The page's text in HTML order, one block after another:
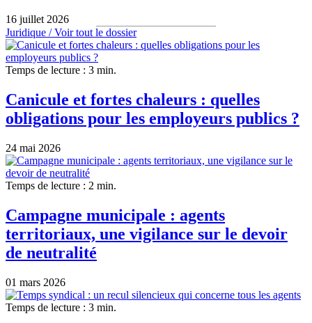
16 juillet 2026
Juridique /Voir tout le dossier
Temps de lecture : 3 min.
Canicule et fortes chaleurs : quelles
obligations pour les employeurs publics ?
24 mai 2026
Temps de lecture : 2 min.
Campagne municipale : agents
territoriaux, une vigilance sur le devoir
de neutralité
01 mars 2026
Temps de lecture : 3 min.